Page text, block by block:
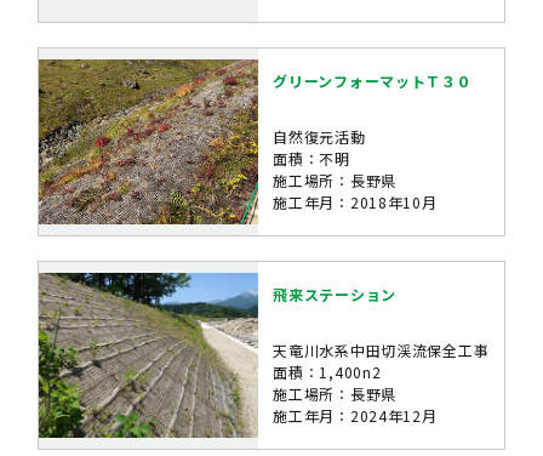
グリーンフォーマットＴ３０
自然復元活動
面積：不明
施工場所：長野県
施工年月：2018年10月
飛来ステーション
天竜川水系中田切渓流保全工事
面積：1,400n2
施工場所：長野県
施工年月：2024年12月